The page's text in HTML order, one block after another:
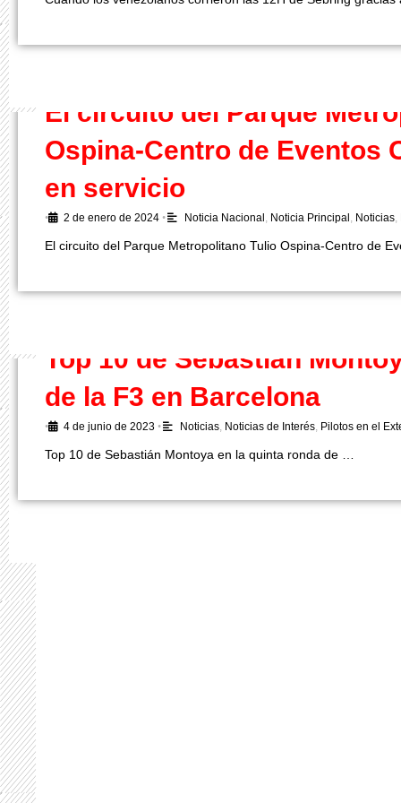
El circuito del Parque
Ospina-Centro de Eventos
en servicio
• 2 de enero de 2024 • Noticia Nacional , Noticia Principal , Noticias,
El circuito del Parque Metropolitano Tulio Ospina-Centro de
Top 10 de Sebastián
de la F3 en Barcelona
• 4 de junio de 2023 • Noticias, Noticias de Interés, Pilotos en el
Top 10 de Sebastián Montoya en la quinta ronda de …